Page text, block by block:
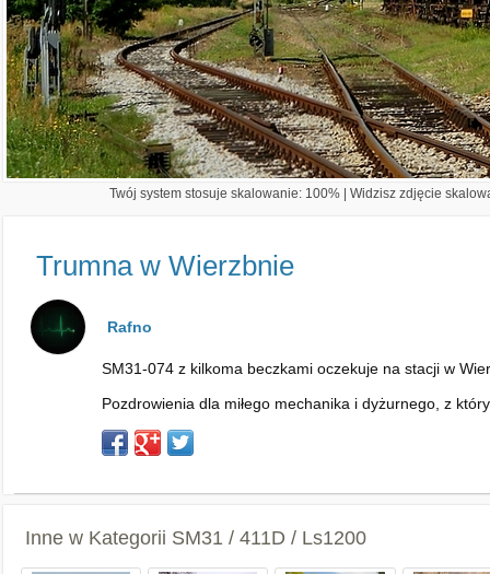
Twój system stosuje skalowanie: 100% | Widzisz zdjęcie
Trumna w Wierzbnie
Rafno
SM31-074 z kilkoma beczkami oczekuje na stacji w
Pozdrowienia dla miłego mechanika i dyżurnego, z
Inne w Kategorii SM31 / 411D / Ls1200